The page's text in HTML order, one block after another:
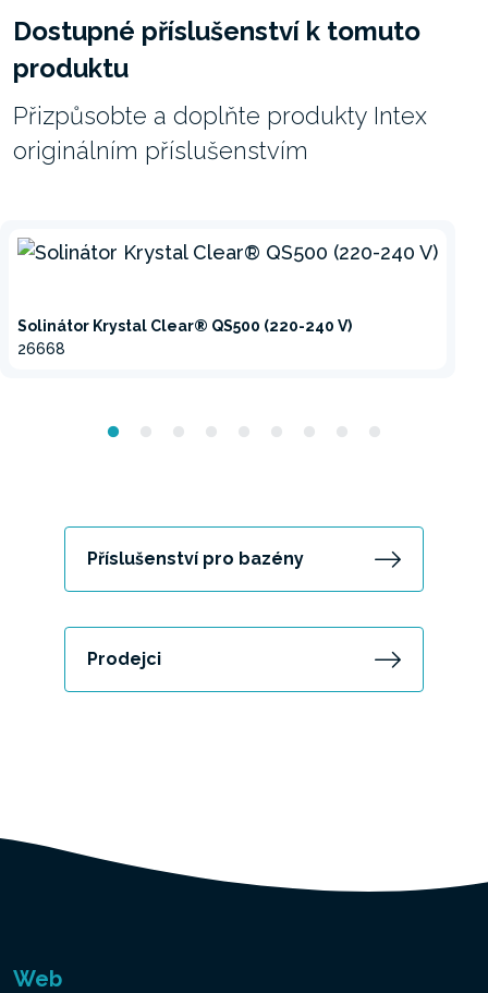
Dostupné příslušenství k tomuto
produktu
Přizpůsobte a doplňte produkty Intex
originálním příslušenstvím
Solinátor Krystal Clear® QS500 (220-240 V)
26668
Příslušenství pro bazény
Prodejci
Web